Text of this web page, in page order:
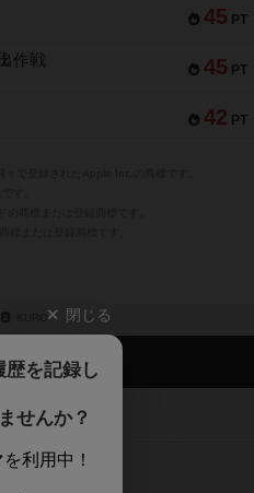
45 PT
45 PT
作戦
42 PT
閉じる
を記録し
せんか？
利用中！
ー